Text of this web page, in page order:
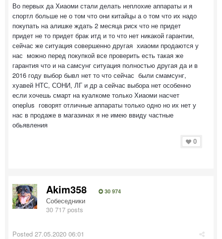
Во первых да Хиаоми стали делать неплохие аппараты и я
спортл больше не о том что они китайцы а о том что их надо
покупать на алишке ждать 2 месяца риск что не придет
придет не то придет брак итд и то что нет никакой гарантии,
сейчас же ситуация совершенно другая хиаоми продаются у
нас можно перед покупкой все проверить есть такая же
гарантия что и на самсунг ситуация полностью другая да и в
2016 году выбор бывл нет то что сейчас были смамсунг,
хуавей НТС, СОНИ, ЛГ и др а сейчас выбора нет особенно
если хочешь смарт на куалкоме только Хиаоми насчет
oneplus говорят отличные аппараты только одно но их нет у
нас в продаже в магазинах я не имею ввиду частные
обьявления
0
Akim358 30 974
Собеседники
30 717 posts
Posted 27.05.2020 06:01